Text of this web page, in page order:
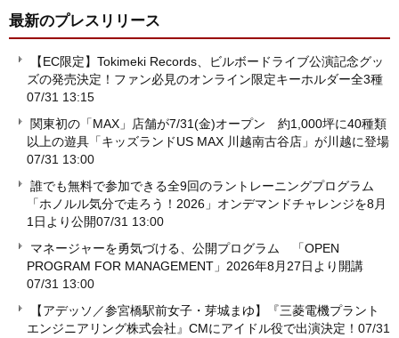
最新のプレスリリース
【EC限定】Tokimeki Records、ビルボードライブ公演記念グッ
ズの発売決定！ファン必見のオンライン限定キーホルダー全3種
07/31 13:15
関東初の「MAX」店舗が7/31(金)オープン 約1,000坪に40種類
以上の遊具「キッズランドUS MAX 川越南古谷店」が川越に登場
07/31 13:00
誰でも無料で参加できる全9回のラントレーニングプログラム
「ホノルル気分で走ろう！2026」オンデマンドチャレンジを8月
1日より公開07/31 13:00
マネージャーを勇気づける、公開プログラム 「OPEN
PROGRAM FOR MANAGEMENT」2026年8月27日より開講
07/31 13:00
【アデッソ／参宮橋駅前女子・芽城まゆ】『三菱電機プラント
エンジニアリング株式会社』CMにアイドル役で出演決定！ 07/31